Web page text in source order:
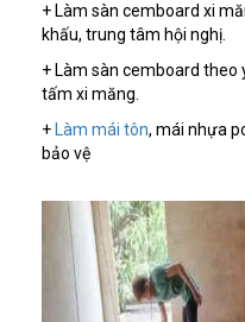
+ Làm sàn cemboard xi
khấu, trung tâm hội nghị.
+ Làm sàn cemboard theo
tấm xi măng.
+
Làm mái tôn, mái nhựa
bảo vệ